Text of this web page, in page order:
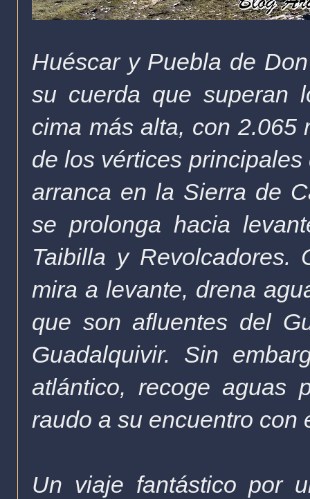
Huéscar y Puebla de
su cuerda que superan
cima más alta, con 2.065
de los vértices
arranca en la Sierra de
se prolonga hacia
Taibilla y Revolcadores.
mira a levante, drena
que son afluentes del
Guadalquivir. Sin
atlántico, recoge aguas
raudo a su encuentro
Un viaje fantástico por